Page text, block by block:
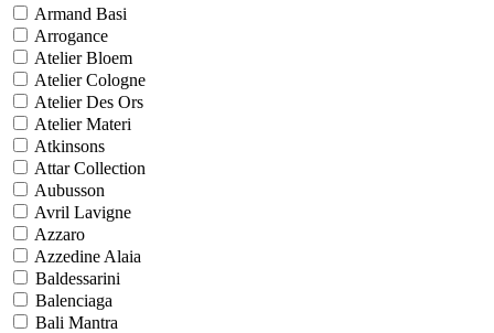
Armand Basi
Arrogance
Atelier Bloem
Atelier Cologne
Atelier Des Ors
Atelier Materi
Atkinsons
Attar Collection
Aubusson
Avril Lavigne
Azzaro
Azzedine Alaia
Baldessarini
Balenciaga
Bali Mantra